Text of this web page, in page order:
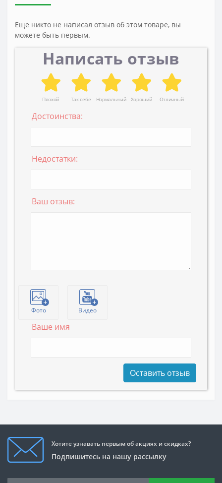
Еще никто не написал отзыв об этом товаре, вы
можете быть первым.
Написать отзыв
Плохой Так себе Нормальный Хороший Отличный
Достоинства:
Недостатки:
Ваш отзыв:
Фото Видео
Ваше имя
Оставить отзыв
Хотите узнавать первым об акциях и скидках?
Подпишитесь на нашу рассылку